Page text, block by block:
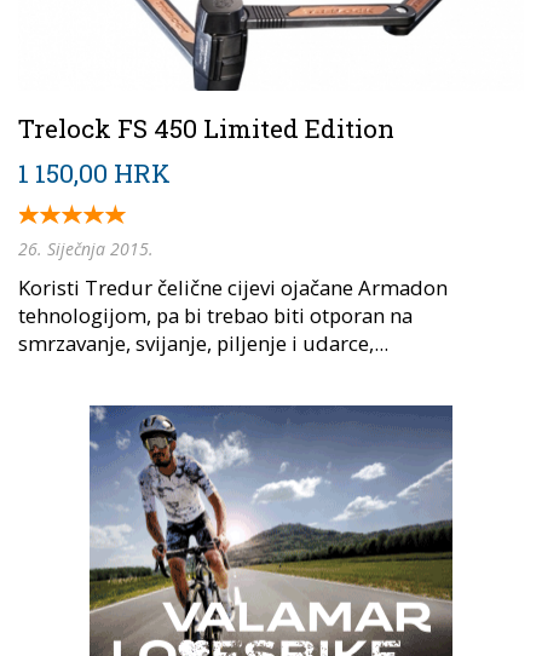
Trelock FS 450 Limited Edition
1 150,00 HRK
26. Siječnja 2015.
Koristi Tredur čelične cijevi ojačane Armadon
tehnologijom, pa bi trebao biti otporan na
smrzavanje, svijanje, piljenje i udarce,...